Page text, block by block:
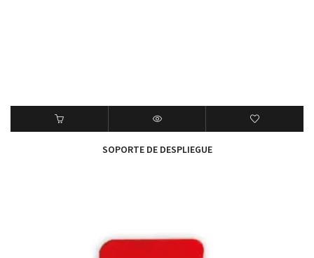
SOPORTE DE DESPLIEGUE